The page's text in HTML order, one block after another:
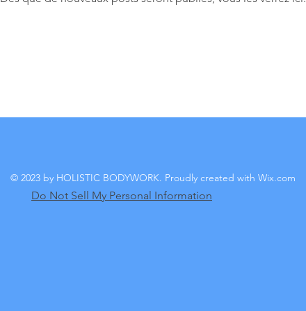
© 2023 by HOLISTIC BODYWORK. Proudly created with Wix.com
Do Not Sell My Personal Information